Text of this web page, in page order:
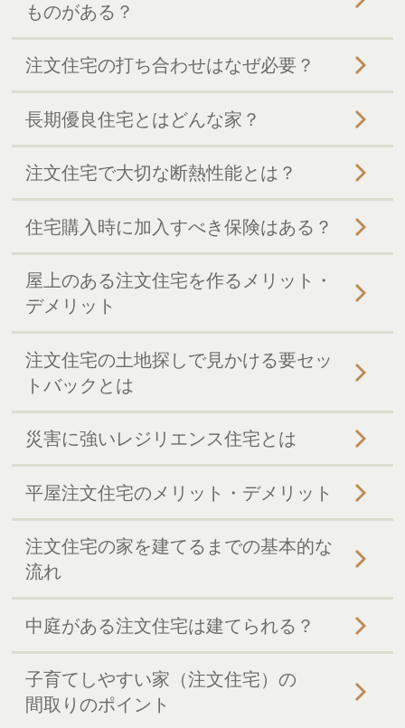
ものがある？
注文住宅の打ち合わせはなぜ必要？
長期優良住宅とはどんな家？
注文住宅で大切な断熱性能とは？
住宅購入時に加入すべき保険はある？
屋上のある注文住宅を作るメリット・
デメリット
注文住宅の土地探しで見かける要セッ
トバックとは
災害に強いレジリエンス住宅とは
平屋注文住宅のメリット・デメリット
注文住宅の家を建てるまでの基本的な
流れ
中庭がある注文住宅は建てられる？
子育てしやすい家（注文住宅）の
間取りのポイント